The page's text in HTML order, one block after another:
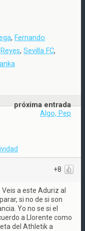
, Fernando
Reyes, Sevilla FC,
próxima entrada
Algo, Pep
+8
a este Aduriz al
si no de si son
Yo no se si el
a Llorente como
del Athletik a